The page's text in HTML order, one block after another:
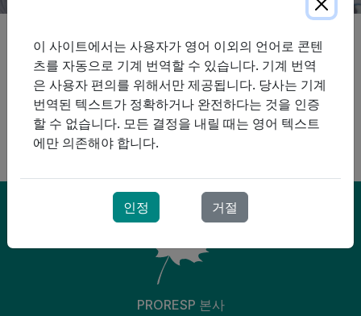
ProResp는 온타리오 지역 사회 호흡 치료 분야의 선두주자
입니다. 저희는 환자분과 신뢰 관계를 구축하고 발전시키며,
환자분이 자신감 있게 치료를 관리하고 독립성을 극대화할
수 있는 기술을 개발하도록 돕습니다.
환자 권리장전
만성폐쇄성폐질환
PRORESP 본사
이 사이트에서는 사용자가 영어 이외의 언어로 콘텐
츠를 자동으로 기계 번역할 수 있습니다. 기계 번역
은 사용자 편의를 위해서만 제공됩니다. 당사는 기계
번역된 텍스트가 정확하거나 완전하다는 것을 인증
할 수 없습니다. 모든 결정을 내릴 때는 영어 텍스트
에만 의존해야 합니다.
인정 거절